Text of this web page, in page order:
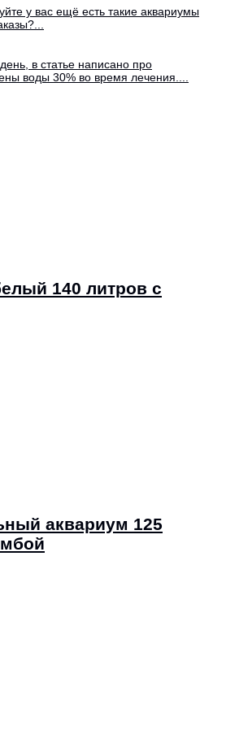
у вас ещё есть такие аквариумы
в статье написано про
воды 30% во время лечения....
140 литров с
аквариум 125